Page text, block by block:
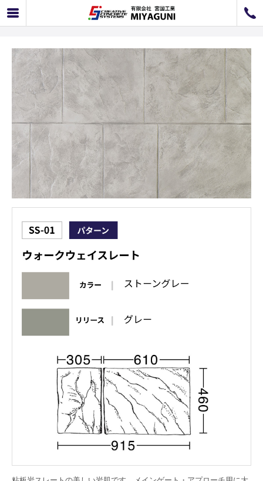
お問い合わせ
工事のお見積もり
SS-01 ウォークウェイスレート